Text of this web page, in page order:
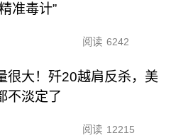
准毒计”
阅读 6242
很大！歼20越肩反杀，美
不淡定了
阅读 12215